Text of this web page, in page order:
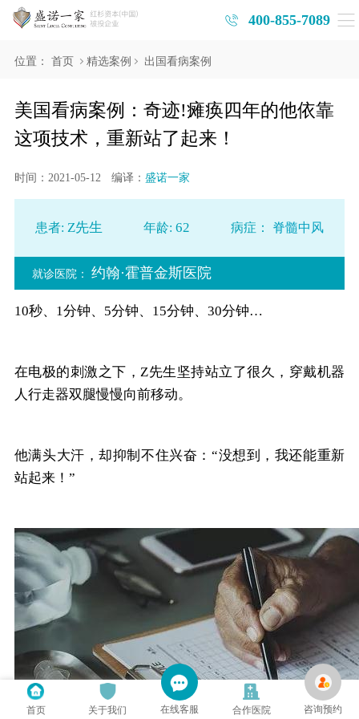
400-855-7089
位置： 首页 精选案例 出国看病案例
美国看病案例：奇迹!瘫痪四年的他依靠
这项技术，重新站了起来！
时间：2021-05-12 编译：盛诺一家
患者: Z先生 年龄: 62 病症： 脊髓中风
就诊医院： 约翰·霍普金斯医院
10秒、1分钟、5分钟、15分钟、30分钟…
在电极的刺激之下，Z先生坚持站立了很久，穿戴机器
人行走器双腿慢慢向前移动。
他满头大汗，却抑制不住兴奋：“没想到，我还能重新
站起来！”
首页 关于我们 在线客服 合作医院 咨询预约